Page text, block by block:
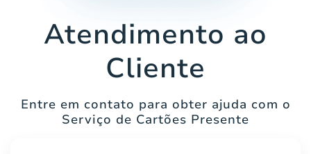
Atendimento ao
Cliente
Entre em contato para obter ajuda com o
Serviço de Cartões Presente